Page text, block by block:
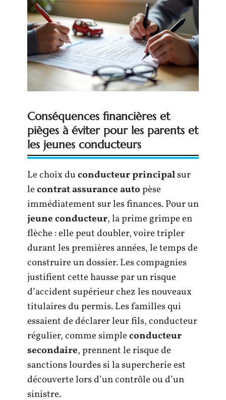
Conséquences financières et
pièges à éviter pour les parents et
les jeunes conducteurs
Le choix duconducteur principalsur
lecontrat assurance autopèse
immédiatement sur les finances. Pour un
jeune conducteur, la prime grimpe en
flèche : elle peut doubler, voire tripler
durant les premières années, le temps de
construire un dossier. Les compagnies
justifient cette hausse par un risque
d’accident supérieur chez les nouveaux
titulaires du permis. Les familles qui
essaient de déclarer leur fils, conducteur
régulier, comme simpleconducteur
secondaire, prennent le risque de
sanctions lourdes si la supercherie est
découverte lors d’un contrôle ou d’un
sinistre.